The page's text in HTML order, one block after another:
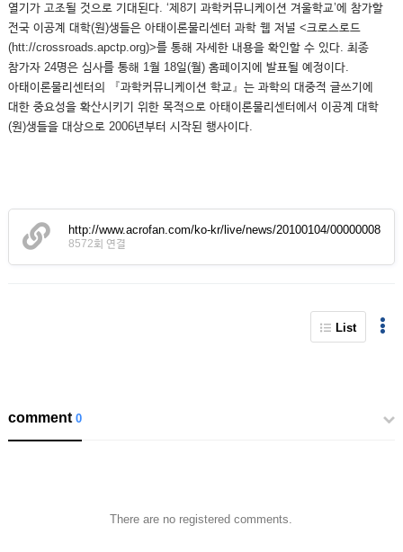
열기가 고조될 것으로 기대된다. ‘제8기 과학커뮤니케이션 겨울학교’에 참가할
전국 이공계 대학(원)생들은 아태이론물리센터 과학 웹 저널 <크로스로드
(htt://crossroads.apctp.org)>를 통해 자세한 내용을 확인할 수 있다. 최종
참가자 24명은 심사를 통해 1월 18일(월) 홈페이지에 발표될 예정이다.
아태이론물리센터의 『과학커뮤니케이션 학교』는 과학의 대중적 글쓰기에
대한 중요성을 확산시키기 위한 목적으로 아태이론물리센터에서 이공계 대학
(원)생들을 대상으로 2006년부터 시작된 행사이다.
http://www.acrofan.com/ko-kr/live/news/20100104/00000008
8572회 연결
List
comment0
There are no registered comments.